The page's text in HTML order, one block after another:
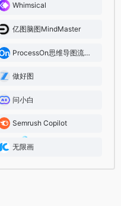
Whimsical
亿图脑图MindMaster
ProcessOn思维导图流程图
做好图
问小白
Semrush Copilot
无限画